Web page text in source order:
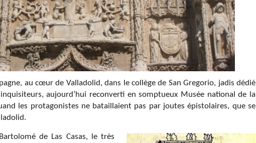
au cœur de Valladolid, dans le collège de San Gregorio, jadis dédié
aujourd’hui reconverti en somptueux Musée national de la
les protagonistes ne bataillaient pas par joutes épistolaires, que se
de Las Casas, le très